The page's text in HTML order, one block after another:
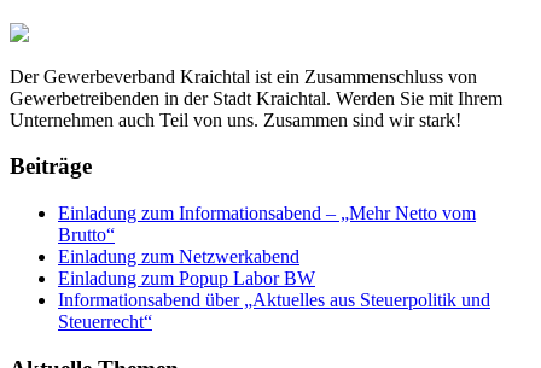
Der Gewerbeverband Kraichtal ist ein Zusammenschluss von
Gewerbetreibenden in der Stadt Kraichtal. Werden Sie mit Ihrem
Unternehmen auch Teil von uns. Zusammen sind wir stark!
Beiträge
Einladung zum Informationsabend – „Mehr Netto vom
Brutto“
Einladung zum Netzwerkabend
Einladung zum Popup Labor BW
Informationsabend über „Aktuelles aus Steuerpolitik und
Steuerrecht“